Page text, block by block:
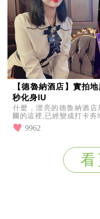
【德魯納酒店】實拍
秒化身IU
什麼，漂亮的德魯納酒
爾的這裡,已經變成打卡夯
9962